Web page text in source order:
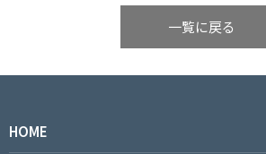
一覧に戻る
HOME